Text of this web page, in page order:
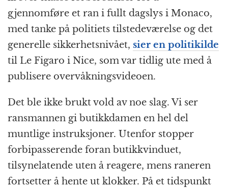
gjennomføre et ran i fullt dagslys i Monaco,
med tanke på politiets tilstedeværelse og det
generelle sikkerhetsnivået, sier en politikilde
til Le Figaro i Nice, som var tidlig ute med å
publisere overvåkningsvideoen.
Det ble ikke brukt vold av noe slag. Vi ser
ransmannen gi butikkdamen en hel del
muntlige instruksjoner. Utenfor stopper
forbipasserende foran butikkvinduet,
tilsynelatende uten å reagere, mens raneren
fortsetter å hente ut klokker. På et tidspunkt